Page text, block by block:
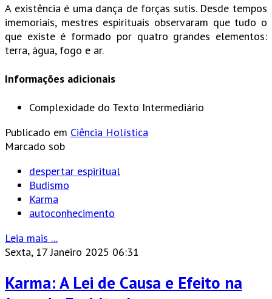
A existência é uma dança de forças sutis. Desde tempos
imemoriais, mestres espirituais observaram que tudo o
que existe é formado por quatro grandes elementos:
terra, água, fogo e ar.
Informações adicionais
Complexidade do Texto Intermediário
Publicado em Ciência Holística
Marcado sob
despertar espiritual
Budismo
Karma
autoconhecimento
Leia mais ...
Sexta, 17 Janeiro 2025 06:31
Karma: A Lei de Causa e Efeito na